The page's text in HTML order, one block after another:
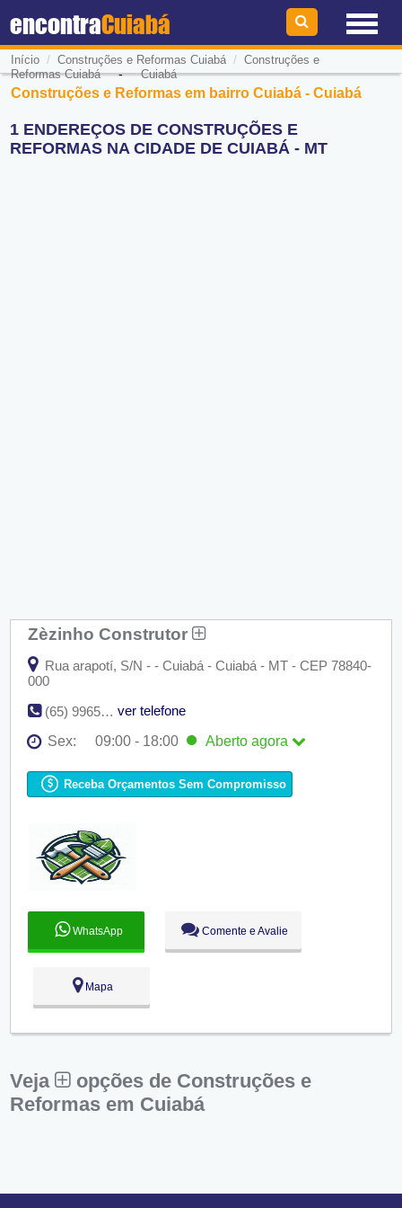
encontraCuiabá
Início / Construções e Reformas Cuiabá/ Construções e
Reformas Cuiabá-Cuiabá
Construções e Reformas em bairro Cuiabá - Cuiabá
1 ENDEREÇOS DE CONSTRUÇÕES E
REFORMAS NA CIDADE DE CUIABÁ - MT
Zèzinho Construtor
Rua arapotí, S/N - - Cuiabá - Cuiabá - MT - CEP 78840-
000
(65) 99659-7804 | (65) 99980-5804 | (65) 99980-5864
ver telefone
Sex:
09:00 - 18:00 Aberto agora
Ter:
09:00 - 18:00
Qua:
09:00 - 18:00
09:00 - 18:00
Sáb:
Fechado
Dom:
Fechado
Receba Orçamentos Sem Compromisso
WhatsApp Comente e Avalie
Mapa
Veja
opções de Construções e
Reformas em Cuiabá